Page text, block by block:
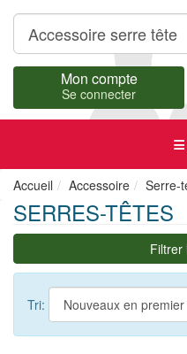
Mon compte
Se connecter
Accueil Accessoire Serre-
SERRES-TÊTES
Filtrer
Tri: